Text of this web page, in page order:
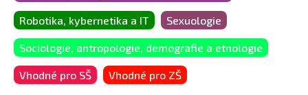
Robotika, kybernetika a IT Sexuologie
Sociologie, antropologie, demografie a etnologie
Vhodné pro SŠ Vhodné pro ZŠ